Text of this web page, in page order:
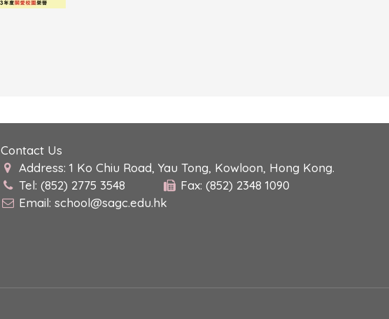
Contact Us
Address: 1 Ko Chiu Road, Yau Tong, Kowloon, Hong Kong.
Tel: (852) 2775 3548
Fax: (852) 2348 1090
Email: school@sagc.edu.hk